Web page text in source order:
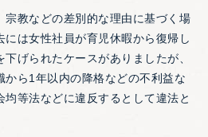
宗教などの差別的な理由に基づく場
は女性社員が育児休暇から復帰し
げられたケースがありましたが、
から1年以内の降格などの不利益な
等法などに違反するとして違法と